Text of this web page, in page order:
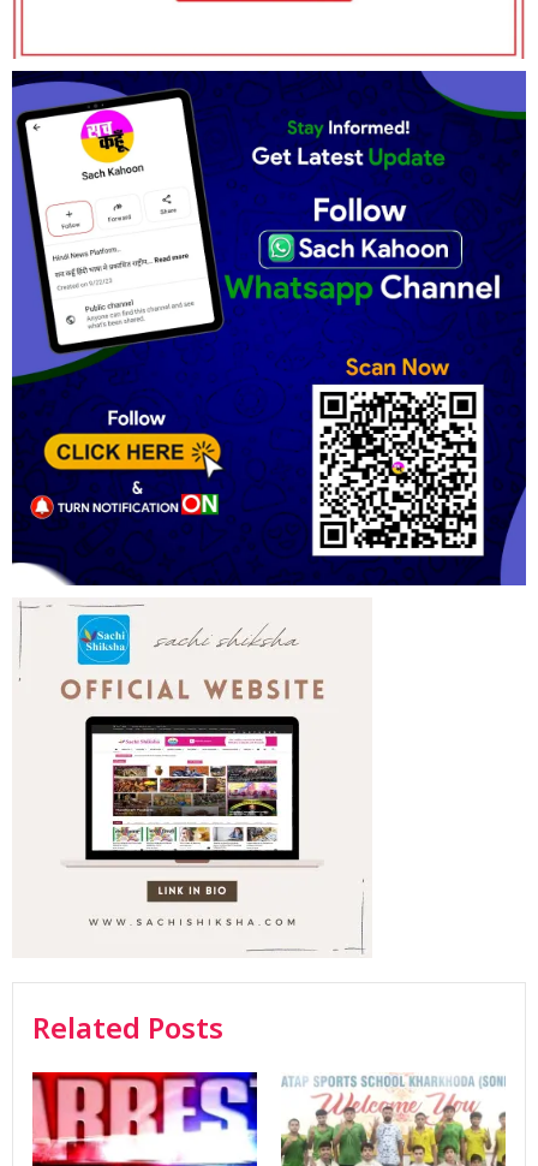
Related Posts